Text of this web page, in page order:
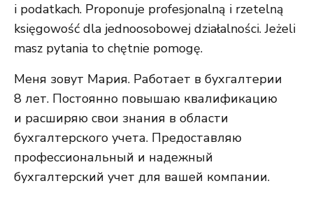
i podatkach. Proponuje profesjonalną i rzetelną
księgowość dla jednoosobowej działalności. Jeżeli
masz pytania to chętnie pomogę.
Меня зовут Мария. Работает в бухгалтерии
8 лет. Постоянно повышаю квалификацию
и расширяю свои знания в области
бухгалтерского учета. Предоставляю
профессиональный и надежный
бухгалтерский учет для вашей компании.